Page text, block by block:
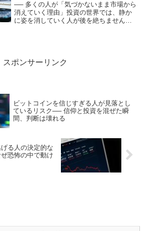
── 多くの人が「気づかないまま市場から
消えていく理由」投資の世界では、静か
に姿を消していく人が後を絶ちません。
スポンサーリンク
ビットコインを信じすぎる人が見落とし
ているリスク── 信仰と投資を混ぜた瞬
間、判断は壊れる
る人の決定的な
恐怖の中で動け